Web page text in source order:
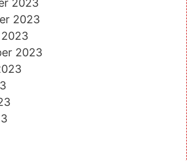
2023
2023
2023